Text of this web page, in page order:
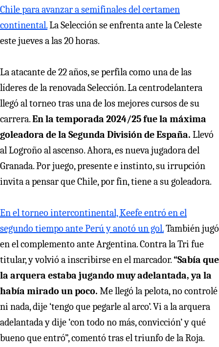
Chile para avanzar a semifinales del certamen
continental.La Selección se enfrenta ante la Celeste
este jueves a las 20 horas.
La atacante de 22 años, se perfila como una de las
líderes de la renovada Selección. La centrodelantera
llegó al torneo tras una de los mejores cursos de su
carrera.En la temporada 2024/25 fue la máxima
goleadora de la Segunda División de España. Llevó
al Logroño al ascenso. Ahora, es nueva jugadora del
Granada. Por juego, presente e instinto, su irrupción
invita a pensar que Chile, por fin, tiene a su goleadora.
En el torneo intercontinental, Keefe entró en el
segundo tiempo ante Perú y anotó un gol.También jugó
en el complemento ante Argentina. Contra la Tri fue
titular, y volvió a inscribirse en el marcador.“Sabía que
la arquera estaba jugando muy adelantada, ya la
había mirado un poco. Me llegó la pelota, no controlé
ni nada, dije ‘tengo que pegarle al arco’. Vi a la arquera
adelantada y dije ‘con todo no más, convicción’ y qué
bueno que entró”, comentó tras el triunfo de la Roja.